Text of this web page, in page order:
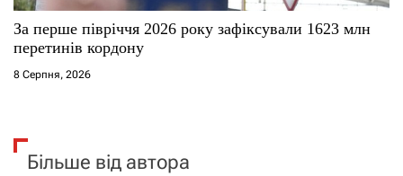
За перше півріччя 2026 року зафіксували 1623 млн
перетинів кордону
8 Серпня, 2026
Більше від автора